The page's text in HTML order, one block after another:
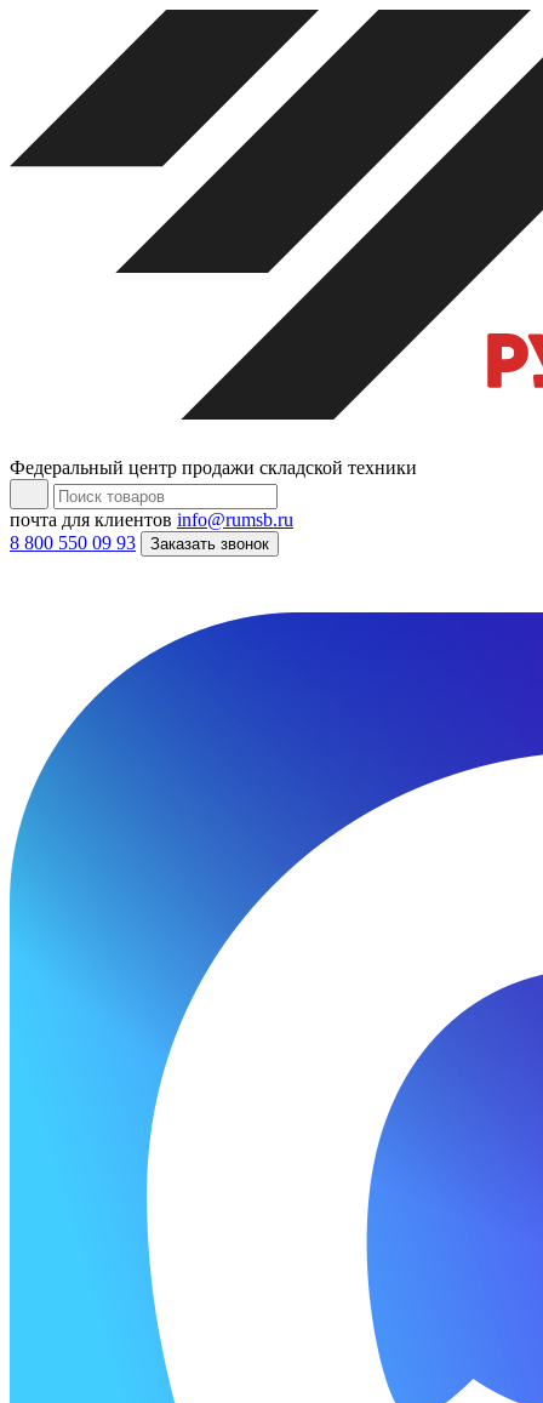
Федеральный центр продажи складской техники
почта для клиентов info@rumsb.ru
8 800 550 09 93
Заказать звонок